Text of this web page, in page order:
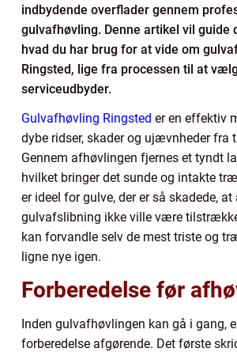
indbydende overflader gennem
gulvafhøvling. Denne artikel vil guide
hvad du har brug for at vide om
Ringsted, lige fra processen til at
serviceudbyder.
Gulvafhøvling Ringsted er en effektiv
dybe ridser, skader og ujævnheder fra
Gennem afhøvlingen fjernes et tyndt
hvilket bringer det sunde og intakte
er ideel for gulve, der er så skadede,
gulvafslibning ikke ville være
kan forvandle selv de mest triste og
ligne nye igen.
Forberedelse før
Inden gulvafhøvlingen kan gå i gang,
forberedelse afgørende. Det første